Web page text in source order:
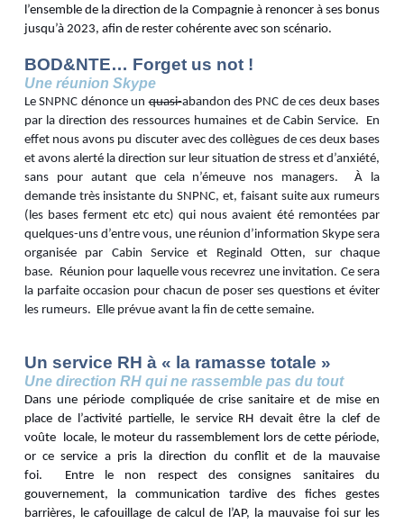
l’ensemble de la direction de la Compagnie à renoncer à ses bonus
jusqu’à 2023, afin de rester cohérente avec son scénario.
BOD&NTE… Forget us not !
Une réunion Skype
Le SNPNC dénonce unquasi-abandon des PNC de ces deux bases
par la direction des ressources humaines et de Cabin Service. En
effet nous avons pu discuter avec des collègues de ces deux bases
et avons alerté la direction sur leur situation de stress et d’anxiété,
sans pour autant que cela n’émeuve nos managers. À la
demande très insistante du SNPNC, et, faisant suite aux rumeurs
(les bases ferment etc etc) qui nous avaient été remontées par
quelques-uns d’entre vous, une réunion d’information Skype sera
organisée par Cabin Service et Reginald Otten, sur chaque
base. Réunion pour laquelle vous recevrez une invitation. Ce sera
la parfaite occasion pour chacun de poser ses questions et éviter
les rumeurs. Elle prévue avant la fin de cette semaine.
Un service RH à « la ramasse totale »
Une direction RH qui ne rassemble pas du tout
Dans une période compliquée de crise sanitaire et de mise en
place de l’activité partielle, le service RH devait être la clef de
voûte locale, le moteur du rassemblement lors de cette période,
or ce service a pris la direction du conflit et de la mauvaise
foi. Entre le non respect des consignes sanitaires du
gouvernement, la communication tardive des fiches gestes
barrières, le cafouillage de calcul de l’AP, la mauvaise foi sur les